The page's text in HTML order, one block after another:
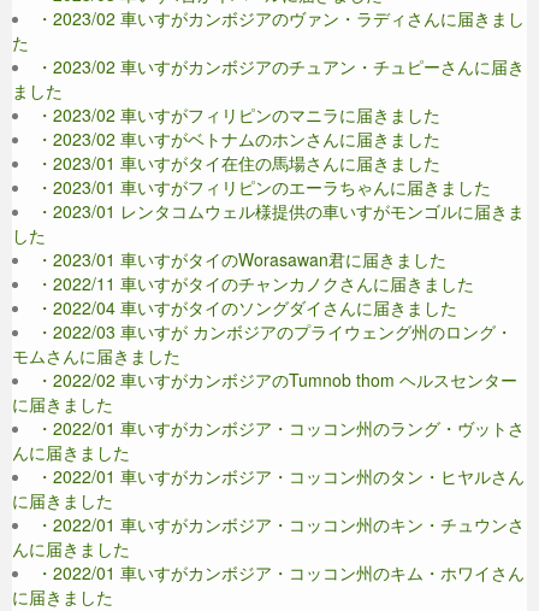
・2023/02 車いすがカンボジアのヴァン・ラディさんに届きまし
た
・2023/02 車いすがカンボジアのチュアン・チュピーさんに届き
ました
・2023/02 車いすがフィリピンのマニラに届きました
・2023/02 車いすがベトナムのホンさんに届きました
・2023/01 車いすがタイ在住の馬場さんに届きました
・2023/01 車いすがフィリピンのエーラちゃんに届きました
・2023/01 レンタコムウェル様提供の車いすがモンゴルに届きま
した
・2023/01 車いすがタイのWorasawan君に届きました
・2022/11 車いすがタイのチャンカノクさんに届きました
・2022/04 車いすがタイのソングダイさんに届きました
・2022/03 車いすが カンボジアのプライウェング州のロング・
モムさんに届きました
・2022/02 車いすがカンボジアのTumnob thom ヘルスセンター
に届きました
・2022/01 車いすがカンボジア・コッコン州のラング・ヴットさ
んに届きました
・2022/01 車いすがカンボジア・コッコン州のタン・ヒヤルさん
に届きました
・2022/01 車いすがカンボジア・コッコン州のキン・チュウンさ
んに届きました
・2022/01 車いすがカンボジア・コッコン州のキム・ホワイさん
に届きました